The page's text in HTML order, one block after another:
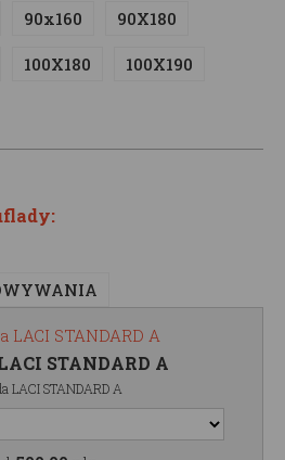
90x160 90X180
100X180 100X190
STANDARD A
LACI STANDARD A